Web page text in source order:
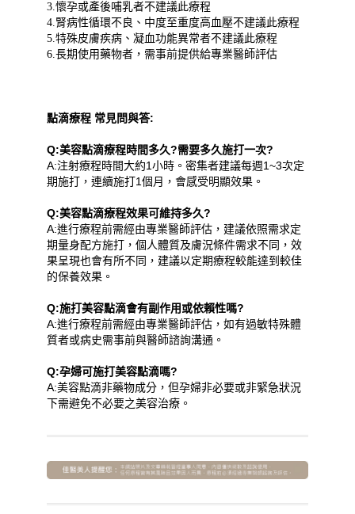
3.懷孕或產後哺乳者不建議此療程
4.腎病性循環不良、中度至重度高血壓不建議此療程
5.特殊皮膚疾病、凝血功能異常者不建議此療程
6.長期使用藥物者，需事前提供給專業醫師評估
點滴療程 常見問與答:
Q:美容點滴療程時間多久?需要多久施打一次?
A:注射療程時間大約1小時。密集者建議每週1~3次定
期施打，連續施打1個月，會感受明顯效果。
Q:美容點滴療程效果可維持多久?
A:進行療程前需經由專業醫師評估，建議依照需求定
期量身配方施打，個人體質及膚況條件需求不同，效
果呈現也會有所不同， 建議以定期療程較能達到較佳
的保養效果。
Q:施打美容點滴會有副作用或依賴性嗎?
A:進行療程前需經由專業醫師評估，如有過敏特殊體
質者或病史需事前與醫師諮詢溝通。
Q:孕婦可施打美容點滴嗎?
A:美容點滴非藥物成分，但孕婦非必要或非緊急狀況
下需避免不必要之美容治療。